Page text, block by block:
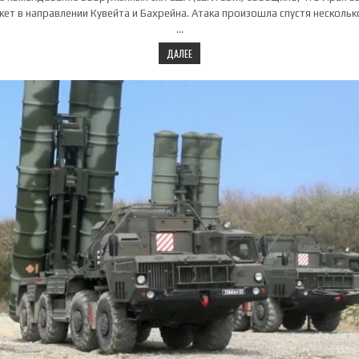
в направлении Кувейта и Бахрейна. Атака произошла спустя
…
ДАЛЕЕ